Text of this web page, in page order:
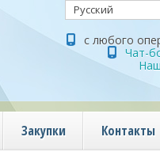
Русский
с любого
Чат-
Закупки Контакты